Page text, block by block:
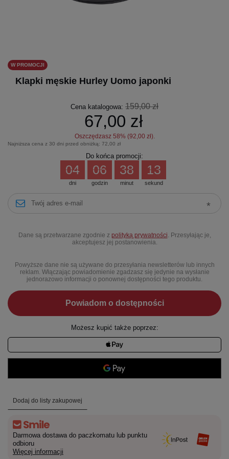
W PROMOCJI
Klapki męskie Hurley Uomo japonki
Cena katalogowa: 159,00 zł
67,00 zł
Oszczędzasz 58% (92,00 zł).
Najniższa cena z 30 dni przed obniżką: 72,00 zł
Do końca promocji:
dni
04
godzin
06
minut
38
sekund
12
Dane są przetwarzane zgodnie z polityką prywatności . Przesyłając je,
akceptujesz jej postanowienia.
Powyższe dane nie są używane do przesyłania newsletterów lub innych
reklam. Włączając powiadomienie zgadzasz się jedynie na wysłanie
jednorazowo informacji o ponownej dostępności tego produktu.
Powiadom o dostępności
Możesz kupić także poprzez:
Dodaj do listy zakupowej
Darmowa dostawa do paczkomatu lub punktu
odbioru
Więcej informacji